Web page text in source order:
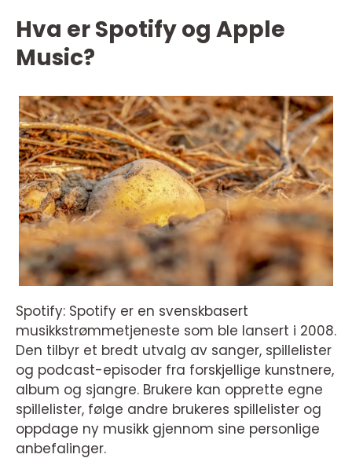
Hva er Spotify og Apple
Music?
Spotify: Spotify er en svenskbasert
musikkstrømmetjeneste som ble lansert i 2008.
Den tilbyr et bredt utvalg av sanger, spillelister
og podcast-episoder fra forskjellige kunstnere,
album og sjangre. Brukere kan opprette egne
spillelister, følge andre brukeres spillelister og
oppdage ny musikk gjennom sine personlige
anbefalinger.